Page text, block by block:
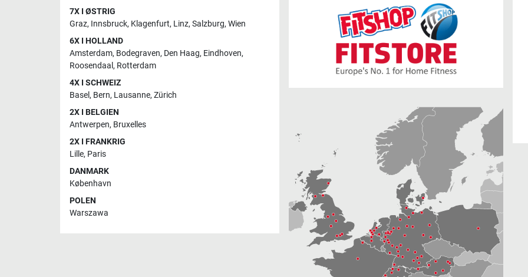
7X I ØSTRIG
Graz, Innsbruck, Klagenfurt, Linz, Salzburg, Wien
6X I HOLLAND
Amsterdam, Bodegraven, Den Haag, Eindhoven,
Roosendaal , Rotterdam
4X I SCHWEIZ
Basel, Bern, Lausanne, Zürich
2X I BELGIEN
Antwerpen, Bruxelles
2X I FRANKRIG
Lille, Paris
DANMARK
København
POLEN
Warszawa